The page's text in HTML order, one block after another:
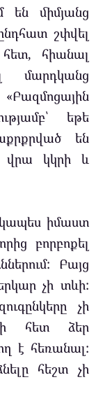
են միմյանց
շփվել
հետ, հիանալ
մարդկանց
եթե
են
վրա կկրի և
իմաստ
բորբոքել
Բայց
չի տևի:
չի
հետ ձեր
է հեռանալ:
հեշտ չի